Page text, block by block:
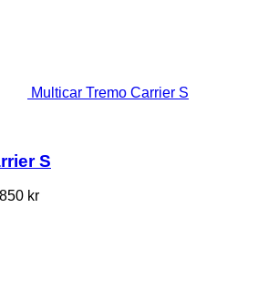
Multicar Tremo Carrier S
S
kr